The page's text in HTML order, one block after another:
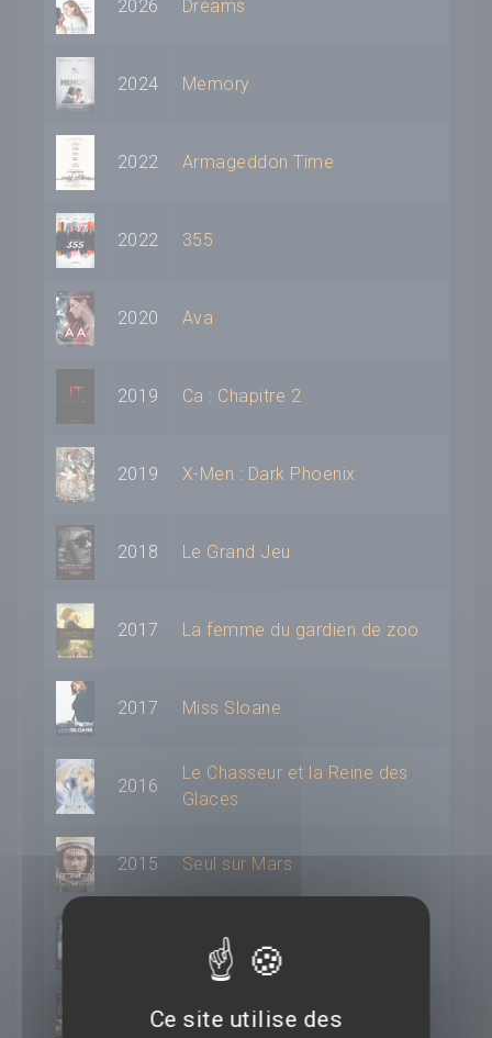
2026 Dreams
2024 Memory
2022 Armageddon Time
2022 355
2020 Ava
2019 Ca : Chapitre 2
2019 X-Men : Dark Phoenix
2018 Le Grand Jeu
2017 La femme du gardien de zoo
2017 Miss Sloane
2016
Le Chasseur et la Reine des
Glaces
2015 Seul sur Mars
Crimson Peak
2014 A Most Violent Year
Ce site utilise des